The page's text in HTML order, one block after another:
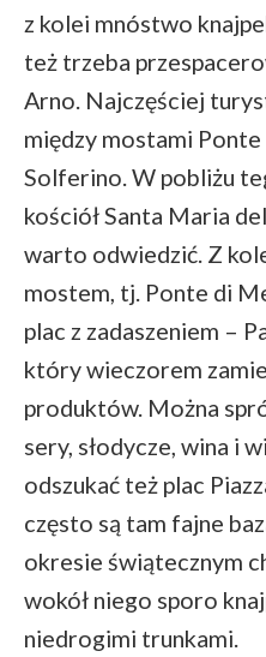
z kolei mnóstwo
też trzeba
Arno. Najczęściej
między mostami
Solferino. W pobliżu
kościół Santa Maria
warto odwiedzić. Z
mostem, tj. Ponte di
plac z zadaszeniem –
który wieczorem
produktów. Można
sery, słodycze, wina i
odszukać też plac
często są tam fajne
okresie świątecznym
wokół niego sporo
niedrogimi trunkami.